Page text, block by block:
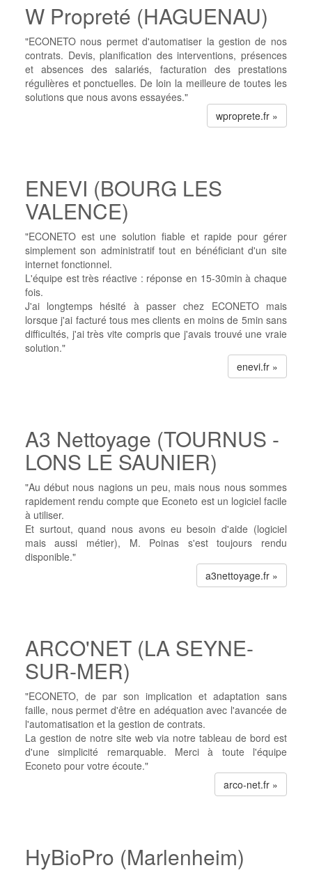
W Propreté (HAGUENAU)
"ECONETO nous permet d'automatiser la gestion de nos
contrats. Devis, planification des interventions, présences
et absences des salariés, facturation des prestations
régulières et ponctuelles. De loin la meilleure de toutes les
solutions que nous avons essayées."
wproprete.fr »
ENEVI (BOURG LES
VALENCE)
"ECONETO est une solution fiable et rapide pour gérer
simplement son administratif tout en bénéficiant d'un site
internet fonctionnel.
L'équipe est très réactive : réponse en 15-30min à chaque
fois.
J'ai longtemps hésité à passer chez ECONETO mais
lorsque j'ai facturé tous mes clients en moins de 5min sans
difficultés, j'ai très vite compris que j'avais trouvé une vraie
solution."
enevi.fr »
A3 Nettoyage (TOURNUS -
LONS LE SAUNIER)
"Au début nous nagions un peu, mais nous nous sommes
rapidement rendu compte que Econeto est un logiciel facile
à utiliser.
Et surtout, quand nous avons eu besoin d'aide (logiciel
mais aussi métier), M. Poinas s'est toujours rendu
disponible."
a3nettoyage.fr »
ARCO'NET (LA SEYNE-
SUR-MER)
"ECONETO, de par son implication et adaptation sans
faille, nous permet d'être en adéquation avec l'avancée de
l'automatisation et la gestion de contrats.
La gestion de notre site web via notre tableau de bord est
d'une simplicité remarquable. Merci à toute l'équipe
Econeto pour votre écoute."
arco-net.fr »
HyBioPro (Marlenheim)